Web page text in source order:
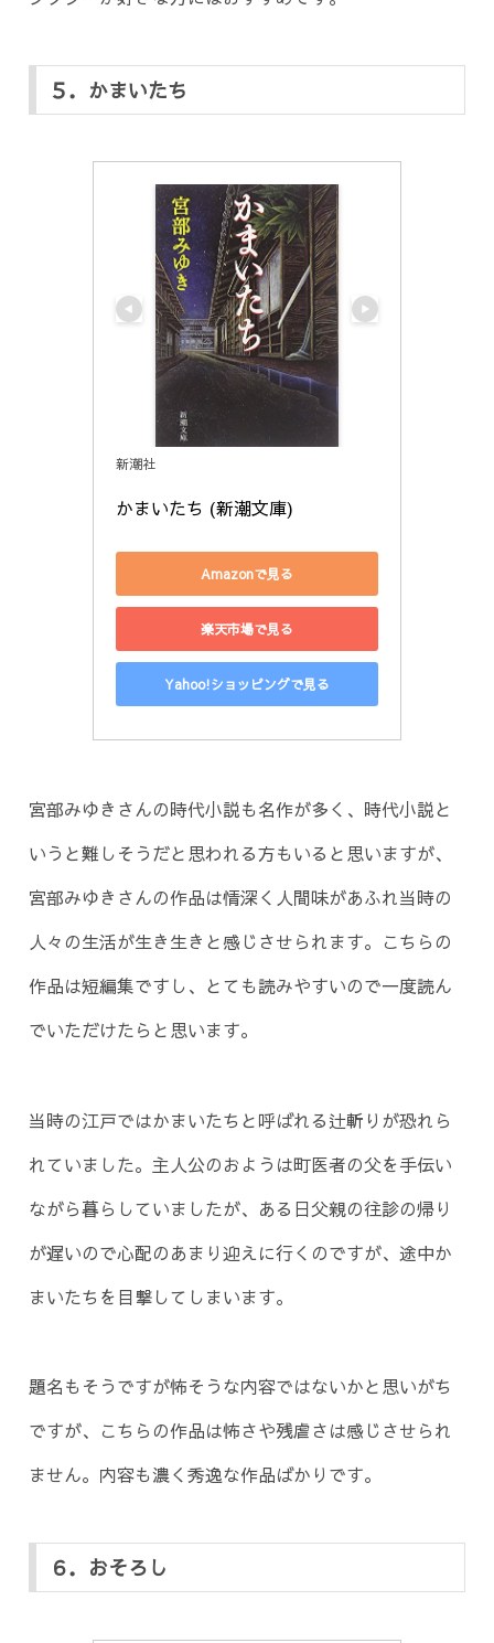
５．かまいたち
新潮社
かまいたち (新潮文庫)
Amazonで見る
楽天市場で見る
Yahoo!ショッピングで見る
宮部みゆきさんの時代小説も名作が多く、時代小説と
いうと難しそうだと思われる方もいると思いますが、
宮部みゆきさんの作品は情深く人間味があふれ当時の
人々の生活が生き生きと感じさせられます。こちらの
作品は短編集ですし、とても読みやすいので一度読ん
でいただけたらと思います。
当時の江戸ではかまいたちと呼ばれる辻斬りが恐れら
れていました。主人公のおようは町医者の父を手伝い
ながら暮らしていましたが、ある日父親の往診の帰り
が遅いので心配のあまり迎えに行くのですが、途中か
まいたちを目撃してしまいます。
題名もそうですが怖そうな内容ではないかと思いがち
ですが、こちらの作品は怖さや残虐さは感じさせられ
ません。内容も濃く秀逸な作品ばかりです。
６．おそろし